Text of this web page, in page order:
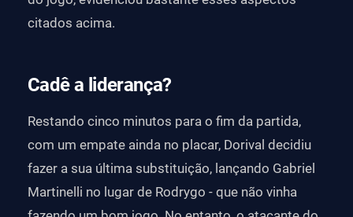
citados acima.
Cadê a liderança?
Restando cinco minutos para o fim da partida,
com um empate ainda no placar, Dorival decidiu
fazer a sua última substituição, lançando Gabriel
Martinelli no lugar de Rodrygo - que não vinha